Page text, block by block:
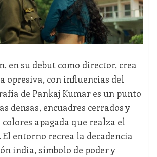
en su debut como director, crea
opresiva, con influencias del
de Pankaj Kumar es un punto
densas, encuadres cerrados y
apagada que realza el
entorno recrea la decadencia
india, símbolo de poder y